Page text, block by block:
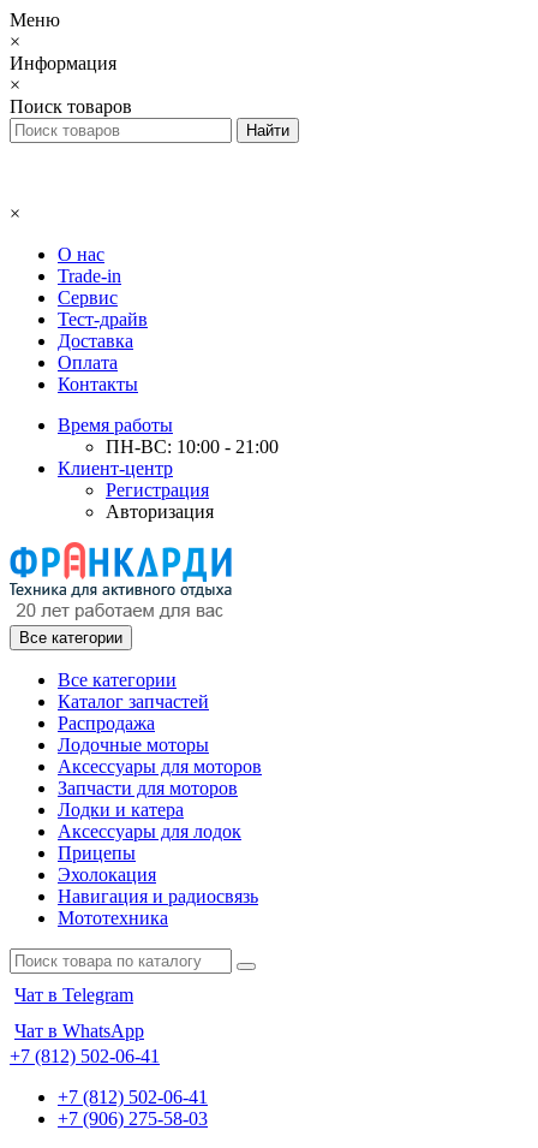
Меню
×
Информация
×
Поиск товаров
×
О нас
Trade-in
Сервис
Тест-драйв
Доставка
Оплата
Контакты
Время работы
ПН-ВС: 10:00 - 21:00
Клиент-центр
Регистрация
Авторизация
Все категории
Все категории
Каталог запчастей
Распродажа
Лодочные моторы
Аксессуары для моторов
Запчасти для моторов
Лодки и катера
Аксессуары для лодок
Прицепы
Эхолокация
Навигация и радиосвязь
Мототехника
Чат в Telegram
Чат в WhatsApp
+7 (812) 502-06-41
+7 (812) 502-06-41
+7 (906) 275-58-03